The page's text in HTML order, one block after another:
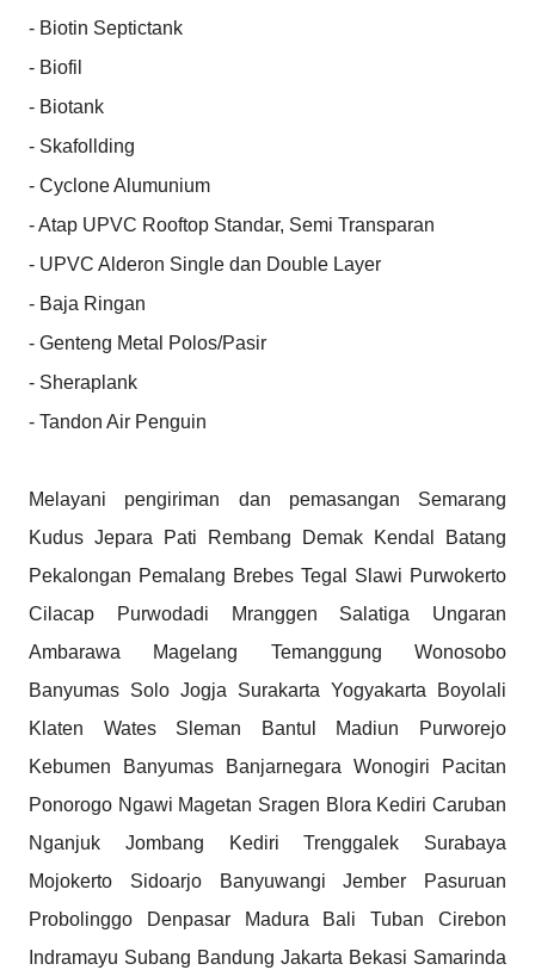
- Biotin Septictank
- Biofil
- Biotank
- Skafollding
- Cyclone Alumunium
- Atap UPVC Rooftop Standar, Semi Transparan
- UPVC Alderon Single dan Double Layer
- Baja Ringan
- Genteng Metal Polos/Pasir
- Sheraplank
- Tandon Air Penguin
Melayani pengiriman dan pemasangan Semarang
Kudus Jepara Pati Rembang Demak Kendal Batang
Pekalongan Pemalang Brebes Tegal Slawi Purwokerto
Cilacap Purwodadi Mranggen Salatiga Ungaran
Ambarawa Magelang Temanggung Wonosobo
Banyumas Solo Jogja Surakarta Yogyakarta Boyolali
Klaten Wates Sleman Bantul Madiun Purworejo
Kebumen Banyumas Banjarnegara Wonogiri Pacitan
Ponorogo Ngawi Magetan Sragen Blora Kediri Caruban
Nganjuk Jombang Kediri Trenggalek Surabaya
Mojokerto Sidoarjo Banyuwangi Jember Pasuruan
Probolinggo Denpasar Madura Bali Tuban Cirebon
Indramayu Subang Bandung Jakarta Bekasi Samarinda